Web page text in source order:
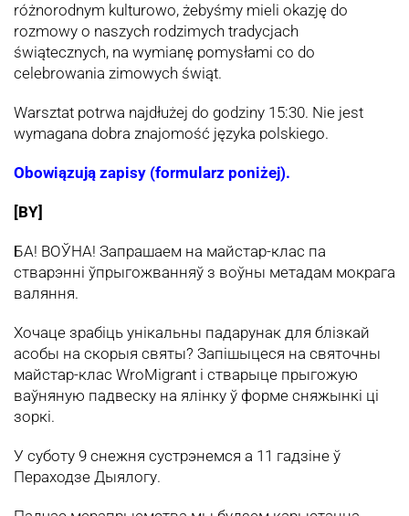
różnorodnym kulturowo, żebyśmy mieli okazję do
rozmowy o naszych rodzimych tradycjach
świątecznych, na wymianę pomysłami co do
celebrowania zimowych świąt.
Warsztat potrwa najdłużej do godziny 15:30. Nie jest
wymagana dobra znajomość języka polskiego.
Obowiązują zapisy (formularz poniżej).
[BY]
БА! ВОЎНА! Запрашаем на майстар-клас па
стварэнні ўпрыгожванняў з воўны метадам мокрага
валяння.
Хочаце зрабіць унікальны падарунак для блізкай
асобы на скорыя святы? Запішыцеся на святочны
майстар-клас WroMigrant і стварыце прыгожую
ваўняную падвеску на ялінку ў форме сняжынкі ці
зоркі.
У суботу 9 снежня сустрэнемся а 11 гадзіне ў
Пераходзе Дыялогу.